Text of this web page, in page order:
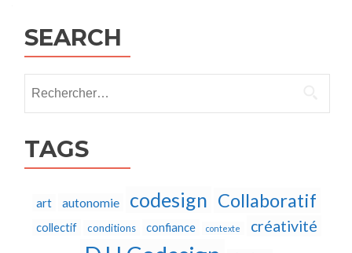
SEARCH
TAGS
art autonomie codesign Collaboratif
collectif conditions confiance contexte créativité